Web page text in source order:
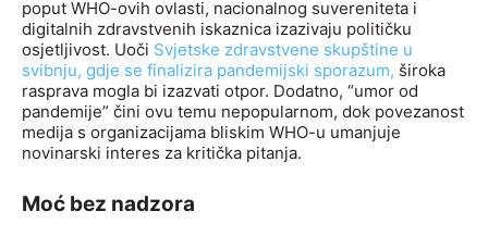
poput WHO-ovih ovlasti, nacionalnog suvereniteta i
digitalnih zdravstvenih iskaznica izazivaju političku
osjetljivost. Uoči Svjetske zdravstvene skupštine u
svibnju, gdje se finalizira pandemijski sporazum, široka
rasprava mogla bi izazvati otpor. Dodatno, “umor od
pandemije” čini ovu temu nepopularnom, dok povezanost
medija s organizacijama bliskim WHO-u umanjuje
novinarski interes za kritička pitanja.
Moć bez nadzora